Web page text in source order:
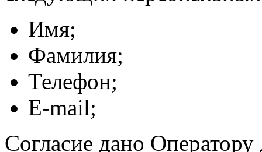
Имя;
Фамилия;
Телефон;
E-mail;
Согласие дано